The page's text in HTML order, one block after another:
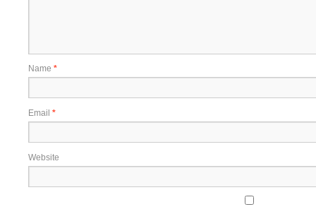
Name *
Email *
Website